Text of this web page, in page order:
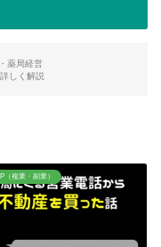
薬局経営
しく解説
（複業・副業）